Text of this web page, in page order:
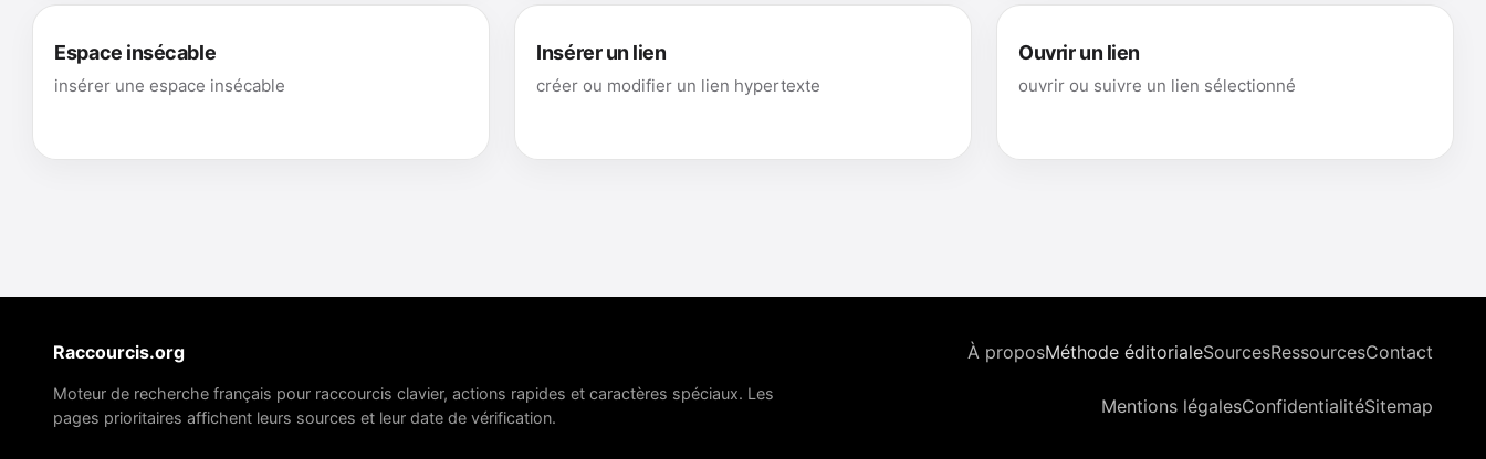
Espace insécable
insérer une espace insécable
Insérer un lien
créer ou modifier un lien hypertexte
Ouvrir un lien
ouvrir ou suivre un lien sélectionné
Raccourcis.org
Moteur de recherche français pour raccourcis clavier, actions rapides et caractères spéciaux. Les
pages prioritaires affichent leurs sources et leur date de vérification.
À proposMéthode éditorialeSourcesRessourcesContact
Mentions légalesConfidentialitéSitemap